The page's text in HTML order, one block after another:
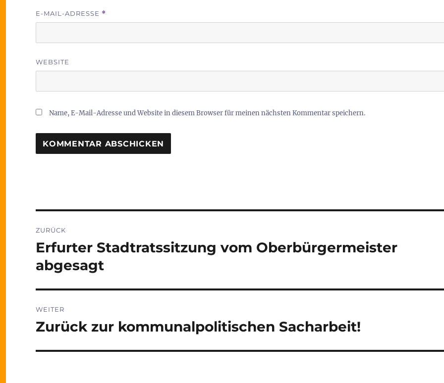
E-MAIL-ADRESSE *
WEBSITE
Name, E-Mail-Adresse und Website in diesem Browser für meinen nächsten Kommentar speichern.
ZURÜCK
Vorheriger
Beitrag:
Erfurter Stadtratssitzung vom Oberbürgermeister
abgesagt
WEITER
Nächster
Zurück zur kommunalpolitischen Sacharbeit!